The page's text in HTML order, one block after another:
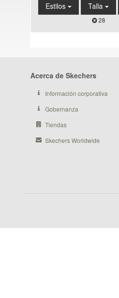
Estilos Talla
28
Acerca de Skechers
Información corporativa
Gobernanza
Tiendas
Skechers Worldwide